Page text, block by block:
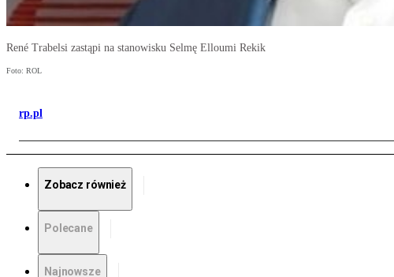
René Trabelsi zastąpi na stanowisku Selmę Elloumi Rekik
Foto: ROL
rp.pl
Zobacz również
Polecane
Najnowsze